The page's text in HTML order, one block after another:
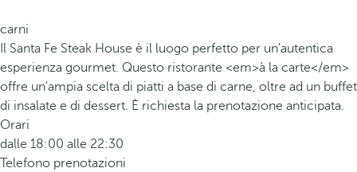
carni
Il Santa Fe Steak House è il luogo perfetto per un'autentica
esperienza gourmet. Questo ristorante <em>à la carte</em>
offre un'ampia scelta di piatti a base di carne, oltre ad un buffet
di insalate e di dessert. È richiesta la prenotazione anticipata.
Orari
dalle 18:00 alle 22:30
Telefono prenotazioni